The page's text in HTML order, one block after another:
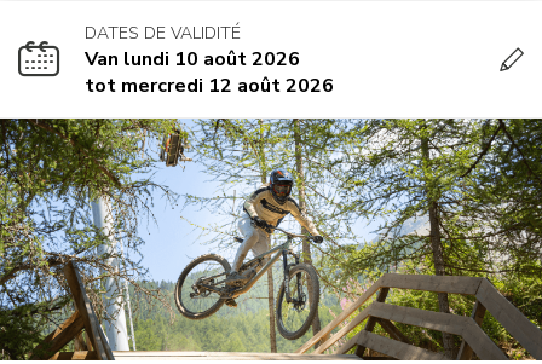
DATES DE VALIDITÉ
Van lundi 10 août 2026
tot mercredi 12 août 2026
CHÈQUE CADEAU
GYM, CARDIO & FITNESS
CLASSES
MASSAGES